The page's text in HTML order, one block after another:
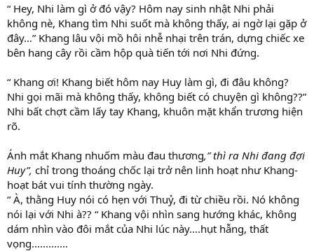
“ Hey, Nhi làm gì ở đó vậy? Hôm nay sinh nhật Nhi phải
không nè, Khang tìm Nhi suốt mà không thấy, ai ngờ lại gặp ở
đây…” Khang lâu vội mồ hôi nhễ nhại trên trán, dựng chiếc xe
bên hang cây rồi cầm hộp quà tiến tới nơi Nhi đứng.
“ Khang ơi! Khang biết hôm nay Huy làm gì, đi đâu không?
Nhi gọi mãi mà không thấy, không biết có chuyện gì không??”
Nhi bất chợt cầm lấy tay Khang, khuôn mặt khẩn trương hiện
rõ.
Ánh mắt Khang nhuốm màu đau thương,” thì ra Nhi đang đợi
Huy”, chỉ trong thoáng chốc lại trở nên linh hoạt như Khang-
hoạt bát vui tính thường ngày.
“ À, thằng Huy nói có hẹn với Thuỷ, đi từ chiều rồi. Nó không
nói lại với Nhi à?? “ Khang vội nhìn sang hướng khác, không
dám nhìn vào đôi mắt của Nhi lúc này....hụt hẫng, thất
vọng.............